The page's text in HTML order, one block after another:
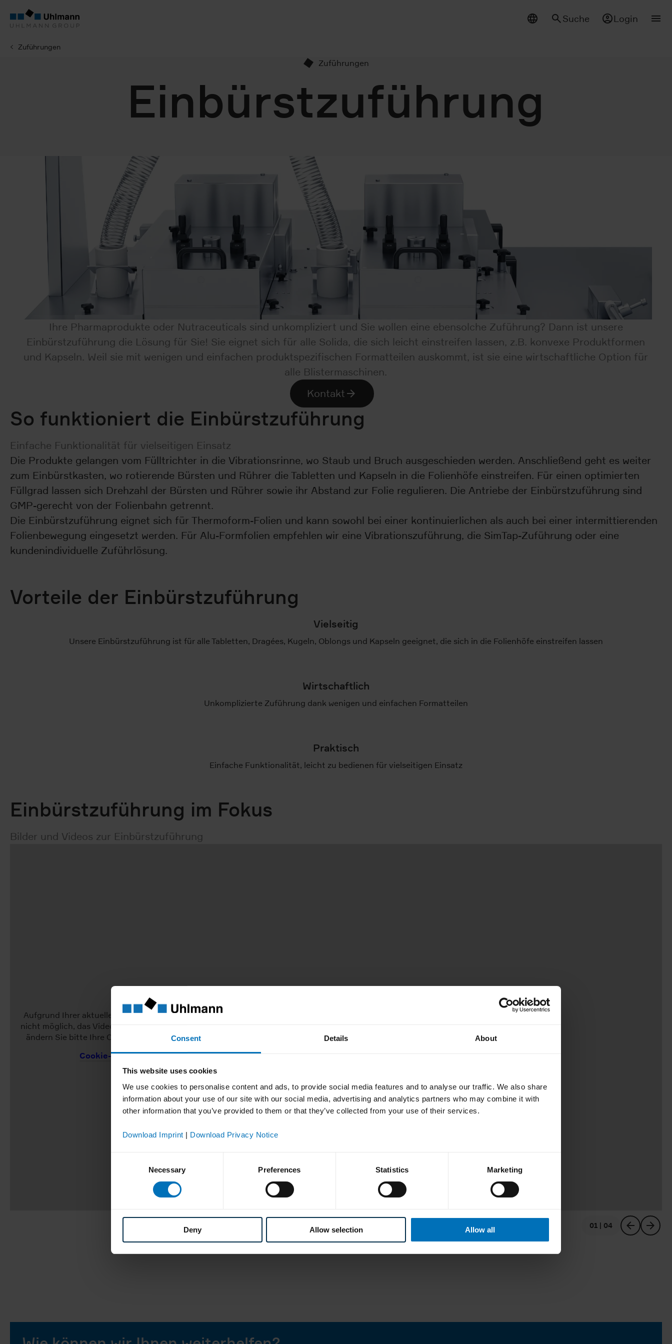
Consent Details About
This website uses cookies
We use cookies to personalise content and ads, to provide social media features and to analyse our traffic. We also share
information about your use of our site with our social media, advertising and analytics partners who may combine it with
other information that you’ve provided to them or that they’ve collected from your use of their services.
Download Imprint | Download Privacy Notice
Necessary Preferences Statistics Marketing
Deny Allow selection Allow all
Suche Login
Zuführungen
Zuführungen
Einbürstzuführung
Ihre Pharmaprodukte oder Nutraceuticals sind unkompliziert und Sie wollen eine ebensolche Zuführung? Dann ist unsere
Einbürstzuführung die Lösung für Sie! Sie eignet sich für alle Solida, die sich leicht einstreifen lassen, z.B. konvexe Produktformen
und Kapseln. Weil sie mit wenigen und einfachen produktspezifischen Formatteilen auskommt, ist sie eine wirtschaftliche Option für
alle Blistermaschinen.
Kontakt
So funktioniert die Einbürstzuführung
Einfache Funktionalität für vielseitigen Einsatz
Die Produkte gelangen vom Fülltrichter in die Vibrationsrinne, wo Staub und Bruch ausgeschieden werden. Anschließend geht es weiter
zum Einbürstkasten, wo rotierende Bürsten und Rührer die Tabletten und Kapseln in die Folienhöfe einstreifen. Für einen optimierten
Füllgrad lassen sich Drehzahl der Bürsten und Rührer sowie ihr Abstand zur Folie regulieren. Die Antriebe der Einbürstzuführung sind
GMP-gerecht von der Folienbahn getrennt.
Die Einbürstzuführung eignet sich für Thermoform-Folien und kann sowohl bei einer kontinuierlichen als auch bei einer intermittierenden
Folienbewegung eingesetzt werden. Für Alu-Formfolien empfehlen wir eine Vibrationszuführung, die SimTap-Zuführung oder eine
kundenindividuelle Zuführlösung.
Vorteile der Einbürstzuführung
Vielseitig
Unsere Einbürstzuführung ist für alle Tabletten, Dragées, Kugeln, Oblongs und Kapseln geeignet, die sich in die Folienhöfe einstreifen lassen
Wirtschaftlich
Unkomplizierte Zuführung dank wenigen und einfachen Formatteilen
Praktisch
Einfache Funktionalität, leicht zu bedienen für vielseitigen Einsatz
Einbürstzuführung im Fokus
Bilder und Videos zur Einbürstzuführung
Aufgrund Ihrer aktuellen Cookie-Einstellungen ist es uns leider
nicht möglich, das Video anzuzeigen. Um das Video abzuspielen,
ändern Sie bitte Ihre Cookie-Einstellungen auf "Alle zulassen".
Cookie-Einstellungen anpassen
01 | 04 vorherigesnächstes